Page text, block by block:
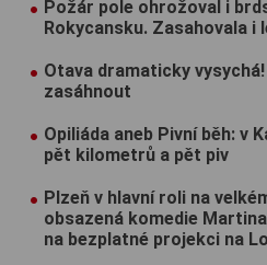
Požár pole ohrožoval i
Rokycansku. Zasahovala i
Otava dramaticky
zasáhnout
Opiliáda aneb Pivní běh: v
pět kilometrů a pět piv
Plzeň v hlavní roli na
obsazená komedie
na bezplatné projekci na